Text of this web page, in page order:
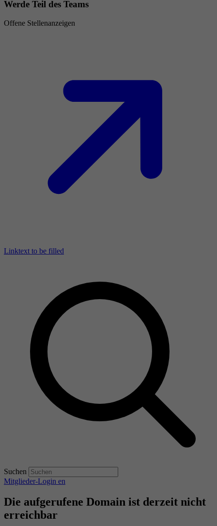
Werde Teil des Teams
Offene Stellenanzeigen
Linktext to be filled
Suchen
Mitglieder-Login en
Die aufgerufene Domain ist derzeit nicht
erreichbar